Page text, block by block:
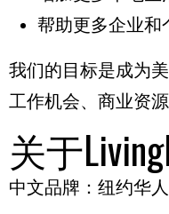
帮助更多企业和
我们的目标是成为
工作机会、商业资
关于
中文品牌： 纽约华